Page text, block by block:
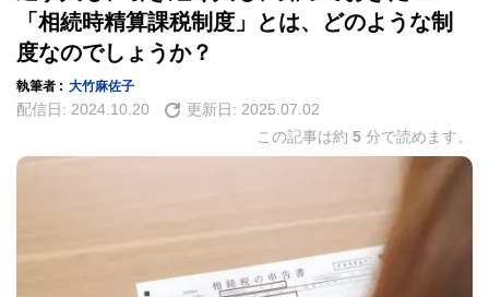
「相続時精算課税制度」とは、どのような制
度なのでしょうか？
執筆者 : 大竹麻佐子
配信日: 2024.10.20 更新日: 2025.07.02
この記事は約 5 分で読めます。